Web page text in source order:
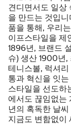
견디면서도 일상
을 만드는 것입
품을 통해, 우리
이프스타일을 제
1896년, 브랜드
슈) 생산 1900년,
테니스볼, 럭셔
통과 혁신을 잇
스타일을 선도하
에서도 끊임없는
년의 혹독한 날
지금도 변함없이